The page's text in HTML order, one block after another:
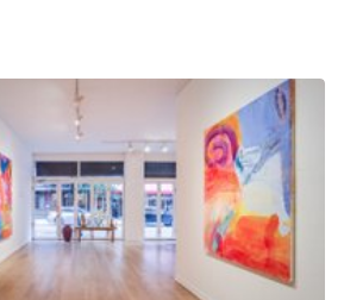
Meeting Office Shop Share